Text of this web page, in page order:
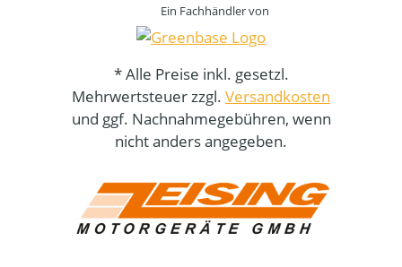
Ein Fachhändler von
* Alle Preise inkl. gesetzl.
Mehrwertsteuer zzgl. Versandkosten
und ggf. Nachnahmegebühren, wenn
nicht anders angegeben.